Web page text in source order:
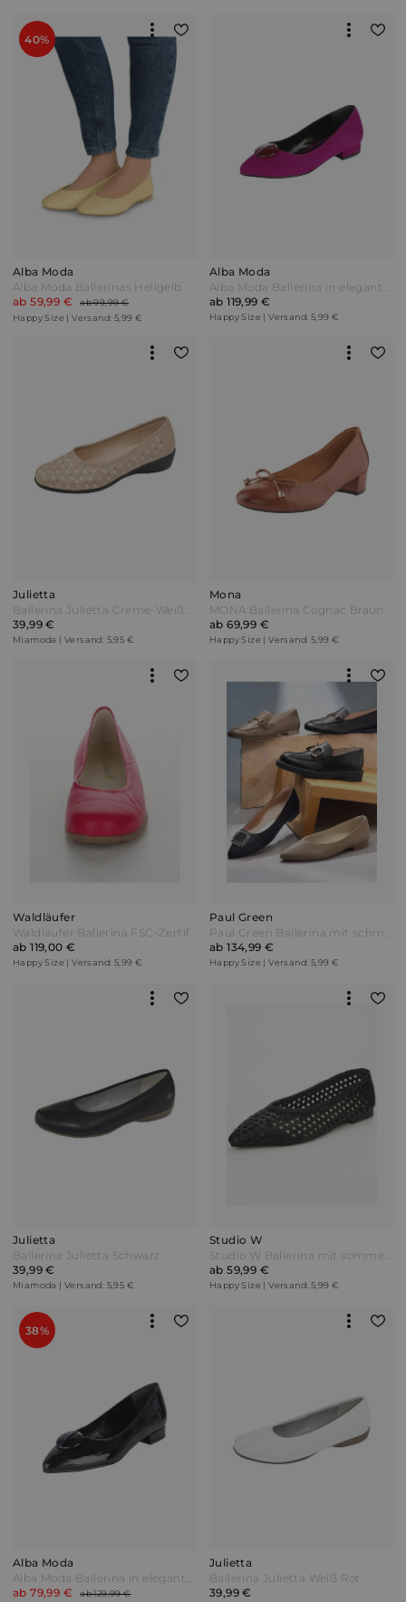
40%
Alba Moda
Alba Moda Ballerinas Hellgelb
ab 59,99 €
ab 99,99 €
Happy Size | Versand: 5,99 €
Alba Moda
Alba Moda Ballerina in eleganter spitzer Form Lila
ab 119,99 €
Happy Size | Versand: 5,99 €
Julietta
Ballerina Julietta Creme-Weiß Beige
39,99 €
Miamoda | Versand: 5,95 €
Mona
MONA Ballerina Cognac Braun
ab 69,99 €
Happy Size | Versand: 5,99 €
Waldläufer
Waldläufer Ballerina FSC-Zertifizierung Rot
ab 119,00 €
Happy Size | Versand: 5,99 €
Paul Green
Paul Green Ballerina mit schmückender Applikation Schwarz
ab 134,99 €
Happy Size | Versand: 5,99 €
Julietta
Ballerina Julietta Schwarz
39,99 €
Miamoda | Versand: 5,95 €
Studio W
Studio W Ballerina mit sommerlicher Lochung Schwarz
ab 59,99 €
Happy Size | Versand: 5,99 €
38%
Alba Moda
Alba Moda Ballerina in eleganter spitzer Form Nachtblau/Schwarz
ab 79,99 €
ab 129,99 €
Julietta
Ballerina Julietta Weiß Rot
39,99 €